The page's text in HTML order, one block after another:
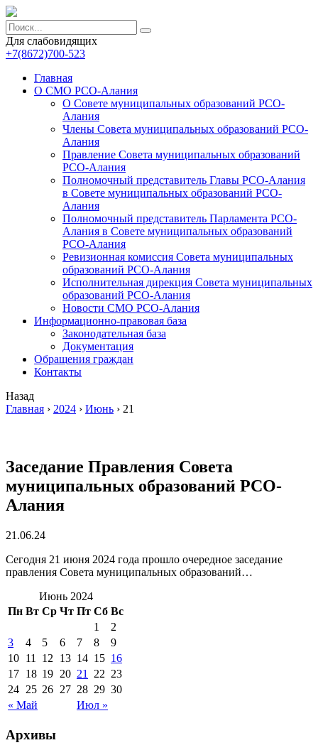
Для слабовидящих
+7(8672)700-523
Главная
О СМО РСО-Алания
О Совете муниципальных образований РСО-
Алания
Члены Совета муниципальных образований РСО-
Алания
Правление Совета муниципальных образований
РСО-Алания
Полномочный представитель Главы РСО-Алания
в Совете муниципальных образований РСО-
Алания
Полномочный представитель Парламента РСО-
Алания в Совете муниципальных образований
РСО-Алания
Ревизионная комиссия Совета муниципальных
образований РСО-Алания
Исполнительная дирекция Совета муниципальных
образований РСО-Алания
Новости СМО РСО-Алания
Информационно-правовая база
Законодательная база
Документация
Обращения граждан
Контакты
Назад
Главная › 2024 › Июнь › 21
Заседание Правления Совета
муниципальных образований РСО-
Алания
21.06.24
Сегодня 21 июня 2024 года прошло очередное заседание
правления Совета муниципальных образований…
Июнь 2024
Пн Вт Ср Чт Пт Сб Вс
« Май Июл »
1
2
3
4 5 6 7 8
9
10 11 12 13 14 15 16
17 18 19 20 21 22 23
24 25 26 27 28 29 30
Архивы